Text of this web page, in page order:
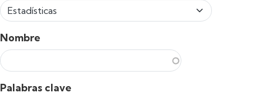
Nombre
Palabras clave